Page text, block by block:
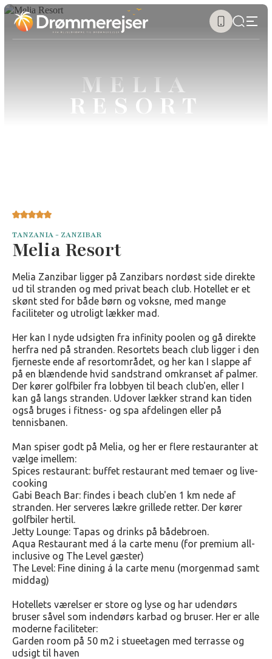
MELIA
RESORT
TANZANIA - ZANZIBAR
Melia Resort
Melia Zanzibar ligger på Zanzibars nordøst side direkte
ud til stranden og med privat beach club. Hotellet er et
skønt sted for både børn og voksne, med mange
faciliteter og utroligt lækker mad.
Her kan I nyde udsigten fra infinity poolen og gå direkte
herfra ned på stranden. Resortets beach club ligger i den
fjerneste ende af resortområdet, og her kan I slappe af
på en blændende hvid sandstrand omkranset af palmer.
Der kører golfbiler fra lobbyen til beach club'en, eller I
kan gå langs stranden. Udover lækker strand kan tiden
også bruges i fitness- og spa afdelingen eller på
tennisbanen.
Man spiser godt på Melia, og her er flere restauranter at
vælge imellem:
Spices restaurant: buffet restaurant med temaer og live-
cooking
Gabi Beach Bar: findes i beach club'en 1 km nede af
stranden. Her serveres lækre grillede retter. Der kører
golfbiler hertil.
Jetty Lounge: Tapas og drinks på bådebroen.
Aqua Restaurant med á la carte menu (for premium all-
inclusive og The Level gæster)
The Level: Fine dining á la carte menu (morgenmad samt
middag)
Hotellets værelser er store og lyse og har udendørs
bruser såvel som indendørs karbad og bruser. Her er alle
moderne faciliteter:
Garden room på 50 m2 i stueetagen med terrasse og
udsigt til haven